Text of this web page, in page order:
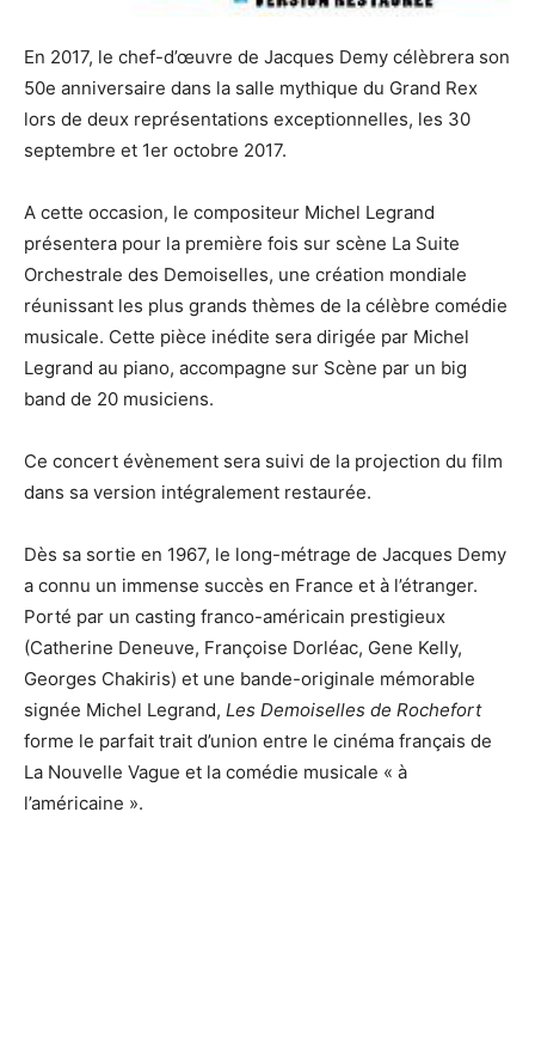
En 2017, le chef-d’œuvre de Jacques Demy célèbrera son
50e anniversaire dans la salle mythique du Grand Rex
lors de deux représentations exceptionnelles, les 30
septembre et 1er octobre 2017.
A cette occasion, le compositeur Michel Legrand
présentera pour la première fois sur scène La Suite
Orchestrale des Demoiselles, une création mondiale
réunissant les plus grands thèmes de la célèbre comédie
musicale. Cette pièce inédite sera dirigée par Michel
Legrand au piano, accompagne sur Scène par un big
band de 20 musiciens.
Ce concert évènement sera suivi de la projection du film
dans sa version intégralement restaurée.
Dès sa sortie en 1967, le long-métrage de Jacques Demy
a connu un immense succès en France et à l’étranger.
Porté par un casting franco-américain prestigieux
(Catherine Deneuve, Françoise Dorléac, Gene Kelly,
Georges Chakiris) et une bande-originale mémorable
signée Michel Legrand, Les Demoiselles de Rochefort
forme le parfait trait d’union entre le cinéma français de
La Nouvelle Vague et la comédie musicale « à
l’américaine ».